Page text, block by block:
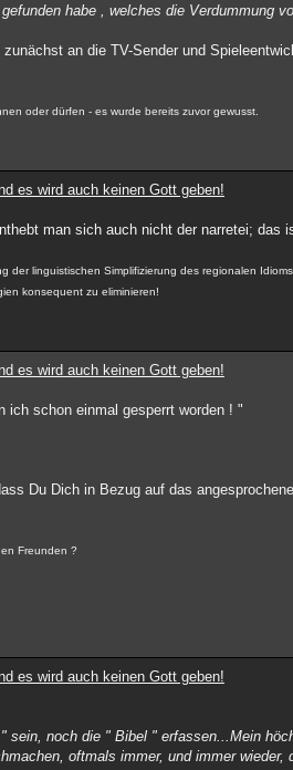
habe , welches die Verdummung
an die TV-Sender und
oder dürfen - es wurde bereits zuvor gewusst.
es wird auch keinen Gott geben!
man sich auch nicht der narretei; das
der linguistischen Simplifizierung des regionalen
konsequent zu eliminieren!
es wird auch keinen Gott geben!
ich schon einmal gesperrt worden ! "
Du Dich in Bezug auf das
Freunden ?
es wird auch keinen Gott geben!
sein, noch die " Bibel " erfassen...Mein
oftmals immer, und immer